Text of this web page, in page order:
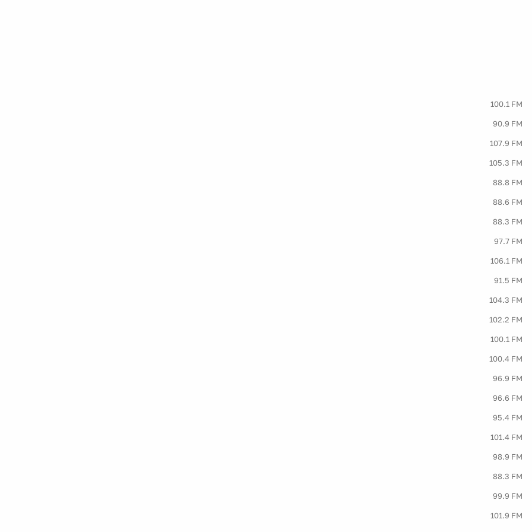
100.1 FM
90.9 FM
107.9 FM
105.3 FM
88.8 FM
88.6 FM
88.3 FM
97.7 FM
106.1 FM
91.5 FM
104.3 FM
102.2 FM
100.1 FM
100.4 FM
96.9 FM
96.6 FM
95.4 FM
101.4 FM
98.9 FM
88.3 FM
99.9 FM
101.9 FM